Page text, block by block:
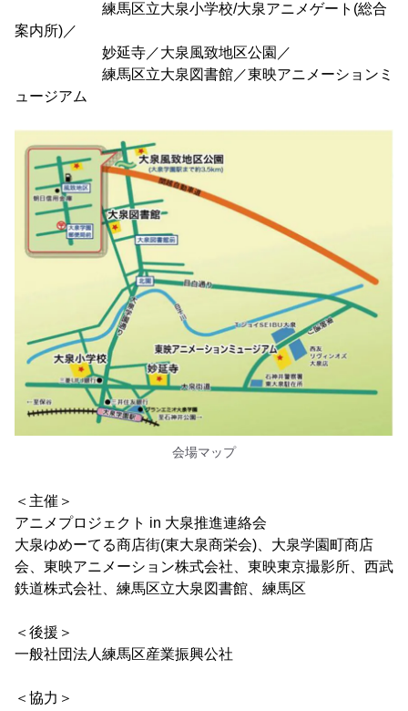
練馬区立大泉小学校/大泉アニメゲート(総合
案内所)／
妙延寺／大泉風致地区公園／
練馬区立大泉図書館／東映アニメーションミ
ュージアム
会場マップ
＜主催＞
アニメプロジェクト in 大泉推進連絡会
大泉ゆめーてる商店街(東大泉商栄会)、大泉学園町商店
会、東映アニメーション株式会社、東映東京撮影所、西武
鉄道株式会社、練馬区立大泉図書館、練馬区
＜後援＞
一般社団法人練馬区産業振興公社
＜協力＞